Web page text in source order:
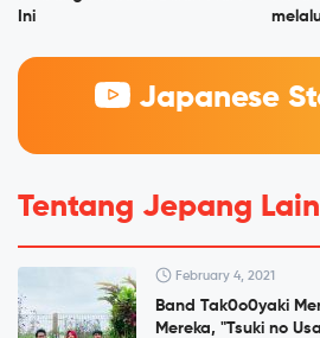
Ini
Japanese
Tentang Jepang
February 4, 2021
Band Tak0o0yaki
Mereka, "Tsuki no